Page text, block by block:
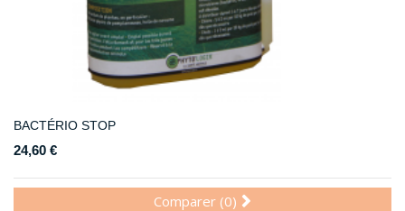
BACTÉRIO STOP
24,60 €
Comparer (0)